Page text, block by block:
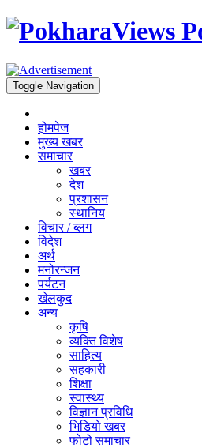
Toggle Navigation
होमपेज
मुख्य खबर
समाचार
खबर
देश
प्रशासन
स्थानिय
विचार / ब्लग
विदेश
अर्थ
मनोरन्जन
पर्यटन
खेलकुद
अन्य
कृषि
व्यक्ति विशेष
साहित्य
सहकारी
शिक्षा
स्वास्थ्य
विज्ञान प्रविधि
भिडियो खबर
फोटो समाचार